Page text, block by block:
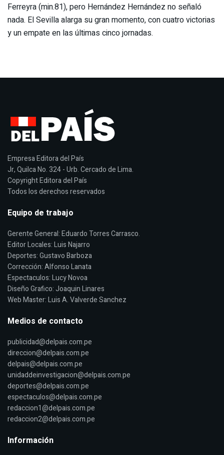
Ferreyra (min.81), pero Hernández Hernández no señaló
nada. El Sevilla alarga su gran momento, con cuatro victorias
y un empate en las últimas cinco jornadas.
Empresa Editora del País
Jr, Quilca No. 324 - Urb. Cercado de Lima.
Copyright Editora del País
Todos los derechos reservados
Equipo de trabajo
Gerente General: Eduardo Torres Carrasco.
Editor Locales: Luis Najarro
Deportes: Gustavo Barboza
Corrección: Alfonso Lanata
Espectaculos: Lucy Novoa
Diseño Grafico: Joaquin Linares
Web Master: Luis A. Valverde Sanchez
Medios de contacto
publicidad@delpais.com.pe
direccion@delpais.com.pe
delpais@delpais.com.pe
unidaddeinvestigacion@delpais.com.pe
deportes@delpais.com.pe
espectaculos@delpais.com.pe
redaccion1@delpais.com.pe
redaccion2@delpais.com.pe
Información